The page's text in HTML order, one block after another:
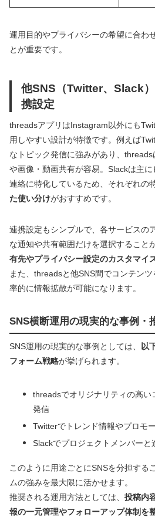
運用目的やプライバシーの希望に合わ
とが重要です。
他SNS（Twitter、Slack
携設定
threadsアプリはInstagram以外にも
用しやすい設計が特徴です。例えば
なトピック発信に強みがあり、
や画像・動画共有が容易。Slackは主
連絡に特化しているため、それぞれの
た使い分けがおすすめです。
連携設定もシンプルで、各サービスの
な通知や共有範囲だけを選択すること
有先やプライバシー設定のカスタマイ
また、threadsと他SNS間でコンテン
率的に情報拡散が可能になります。
SNS横断運用の現実的な事例・
SNS運用の現実的な事例としては、
以
フォーム戦略が挙げられます。
threadsでオリジナリティの高い
発信
Twitterでトレンド情報やプロモ
Slackでプロジェクトメンバーと
このように用途ごとにSNSを分担する
ムの強みを最大限に活かせます。
推奨される運用方法としては、 投稿内
報の一元管理やフォローアップ体制を